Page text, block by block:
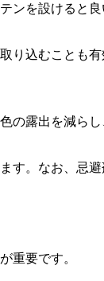
ンを設けると
り込むことも有
の露出を減ら
す。なお、忌避
重要です。